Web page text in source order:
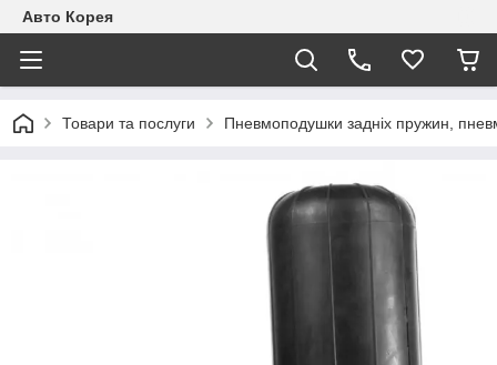
Авто Корея
Товари та послуги Пневмоподушки задніх пружин,